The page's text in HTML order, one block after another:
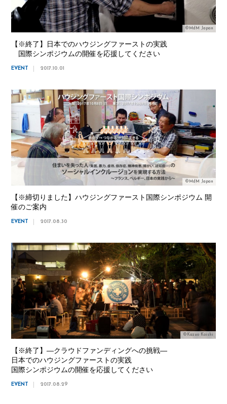
©MdM Japan
【※終了】日本でのハウジングファーストの実践
国際シンポジウムの開催を応援してください
EVENT 2017.10.01
©MdM Japan
【※締切りました】ハウジングファースト国際シンポジウム 開
催のご案内
EVENT 2017.08.30
©Kazuo Koishi
【※終了】―クラウドファンディングへの挑戦―
日本でのハウジングファーストの実践
国際シンポジウムの開催を応援してください
EVENT 2017.08.29